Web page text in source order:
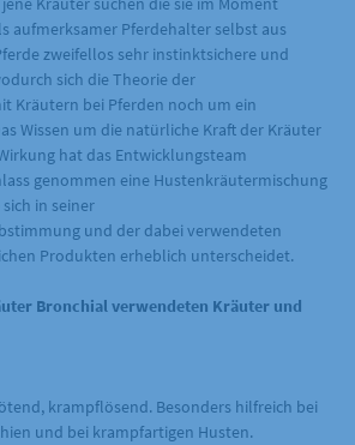
aufmerksamer Pferdehalter selbst aus
zweifellos sehr instinktsichere und
sich die Theorie der
Kräutern bei Pferden noch um ein
Wissen um die natürliche Kraft der Kräuter
hat das Entwicklungsteam
genommen eine Hustenkräutermischung
in seiner
und der dabei verwendeten
Produkten erheblich unterscheidet.
Bronchial verwendeten Kräuter und
krampflösend. Besonders hilfreich bei
und bei krampfartigen Husten.